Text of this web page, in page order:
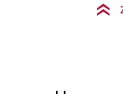
»